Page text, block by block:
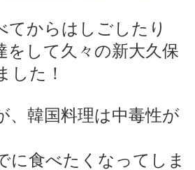
てからはしごしたり
をして久々の新大久保
した！
、韓国料理は中毒性が
に食べたくなってしま